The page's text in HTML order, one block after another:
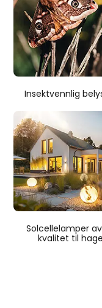
Insektvennlig
Solcellelamper
kvalitet til